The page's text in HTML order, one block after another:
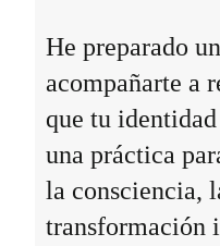
He preparado
acompañarte a
que tu
una práctica
la consciencia,
transformación